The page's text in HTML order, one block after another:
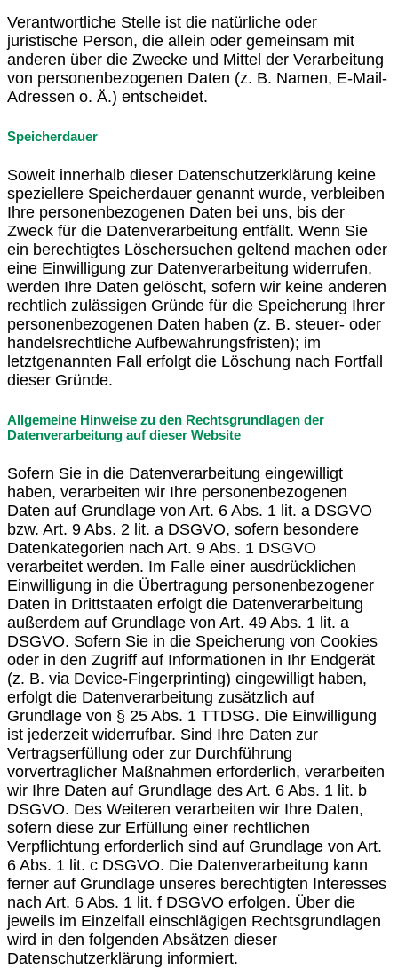
Verantwortliche Stelle ist die natürliche oder
juristische Person, die allein oder gemeinsam mit
anderen über die Zwecke und Mittel der Verarbeitung
von personenbezogenen Daten (z. B. Namen, E-Mail-
Adressen o. Ä.) entscheidet.
Speicherdauer
Soweit innerhalb dieser Datenschutzerklärung keine
speziellere Speicherdauer genannt wurde, verbleiben
Ihre personenbezogenen Daten bei uns, bis der
Zweck für die Datenverarbeitung entfällt. Wenn Sie
ein berechtigtes Löschersuchen geltend machen oder
eine Einwilligung zur Datenverarbeitung widerrufen,
werden Ihre Daten gelöscht, sofern wir keine anderen
rechtlich zulässigen Gründe für die Speicherung Ihrer
personenbezogenen Daten haben (z. B. steuer- oder
handelsrechtliche Aufbewahrungsfristen); im
letztgenannten Fall erfolgt die Löschung nach Fortfall
dieser Gründe.
Allgemeine Hinweise zu den Rechtsgrundlagen der
Datenverarbeitung auf dieser Website
Sofern Sie in die Datenverarbeitung eingewilligt
haben, verarbeiten wir Ihre personenbezogenen
Daten auf Grundlage von Art. 6 Abs. 1 lit. a DSGVO
bzw. Art. 9 Abs. 2 lit. a DSGVO, sofern besondere
Datenkategorien nach Art. 9 Abs. 1 DSGVO
verarbeitet werden. Im Falle einer ausdrücklichen
Einwilligung in die Übertragung personenbezogener
Daten in Drittstaaten erfolgt die Datenverarbeitung
außerdem auf Grundlage von Art. 49 Abs. 1 lit. a
DSGVO. Sofern Sie in die Speicherung von Cookies
oder in den Zugriff auf Informationen in Ihr Endgerät
(z. B. via Device-Fingerprinting) eingewilligt haben,
erfolgt die Datenverarbeitung zusätzlich auf
Grundlage von § 25 Abs. 1 TTDSG. Die Einwilligung
ist jederzeit widerrufbar. Sind Ihre Daten zur
Vertragserfüllung oder zur Durchführung
vorvertraglicher Maßnahmen erforderlich, verarbeiten
wir Ihre Daten auf Grundlage des Art. 6 Abs. 1 lit. b
DSGVO. Des Weiteren verarbeiten wir Ihre Daten,
sofern diese zur Erfüllung einer rechtlichen
Verpflichtung erforderlich sind auf Grundlage von Art.
6 Abs. 1 lit. c DSGVO. Die Datenverarbeitung kann
ferner auf Grundlage unseres berechtigten Interesses
nach Art. 6 Abs. 1 lit. f DSGVO erfolgen. Über die
jeweils im Einzelfall einschlägigen Rechtsgrundlagen
wird in den folgenden Absätzen dieser
Datenschutzerklärung informiert.